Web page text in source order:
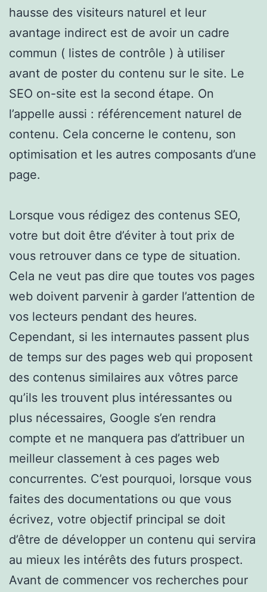
hausse des visiteurs naturel et leur
avantage indirect est de avoir un cadre
commun ( listes de contrôle ) à utiliser
avant de poster du contenu sur le site. Le
SEO on-site est la second étape. On
l’appelle aussi : référencement naturel de
contenu. Cela concerne le contenu, son
optimisation et les autres composants d’une
page.
Lorsque vous rédigez des contenus SEO,
votre but doit être d’éviter à tout prix de
vous retrouver dans ce type de situation.
Cela ne veut pas dire que toutes vos pages
web doivent parvenir à garder l’attention de
vos lecteurs pendant des heures.
Cependant, si les internautes passent plus
de temps sur des pages web qui proposent
des contenus similaires aux vôtres parce
qu’ils les trouvent plus intéressantes ou
plus nécessaires, Google s’en rendra
compte et ne manquera pas d’attribuer un
meilleur classement à ces pages web
concurrentes. C’est pourquoi, lorsque vous
faites des documentations ou que vous
écrivez, votre objectif principal se doit
d’être de développer un contenu qui servira
au mieux les intérêts des futurs prospect.
Avant de commencer vos recherches pour